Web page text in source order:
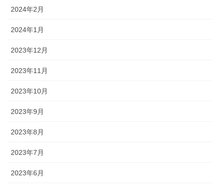
2024年2月
2024年1月
2023年12月
2023年11月
2023年10月
2023年9月
2023年8月
2023年7月
2023年6月